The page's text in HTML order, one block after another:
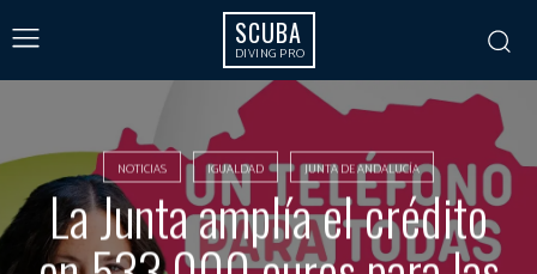
SCUBA
DIVING PRO
NOTICIAS IGUALDAD JUNTA DE ANDALUCÍA
La Junta amplía el crédito